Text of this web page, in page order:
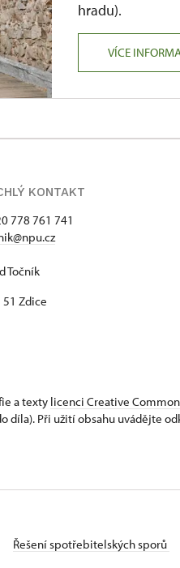
hradu).
VÍCE
KONTAKT
778 761 741
Točník
51 Zdice
a texty licenci Creative
Při užití obsahu uvádějte
Řešení spotřebitelských sporů